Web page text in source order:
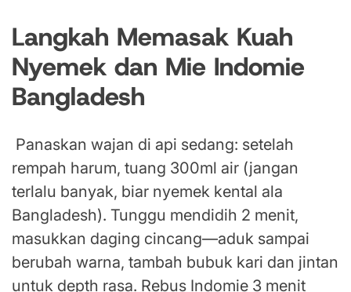
Langkah Memasak Kuah
Nyemek dan Mie Indomie
Bangladesh
Panaskan wajan di api sedang: setelah
rempah harum, tuang 300ml air (jangan
terlalu banyak, biar nyemek kental ala
Bangladesh). Tunggu mendidih 2 menit,
masukkan daging cincang—aduk sampai
berubah warna, tambah bubuk kari dan jintan
untuk depth rasa. Rebus Indomie 3 menit